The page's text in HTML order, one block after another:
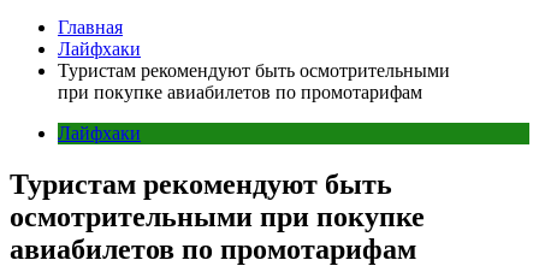
Главная
Лайфхаки
Туристам рекомендуют быть осмотрительными
при покупке авиабилетов по промотарифам
Лайфхаки
Туристам рекомендуют быть
осмотрительными при покупке
авиабилетов по промотарифам